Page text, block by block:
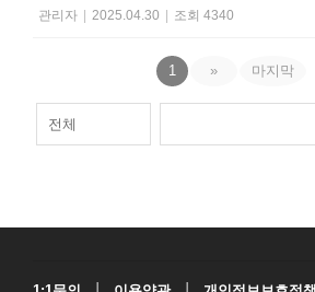
관리자 2025.04.30 조회 4340
1 » 마지막